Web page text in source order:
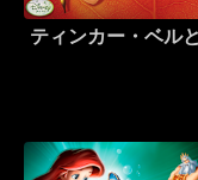
ティンカー・ベル